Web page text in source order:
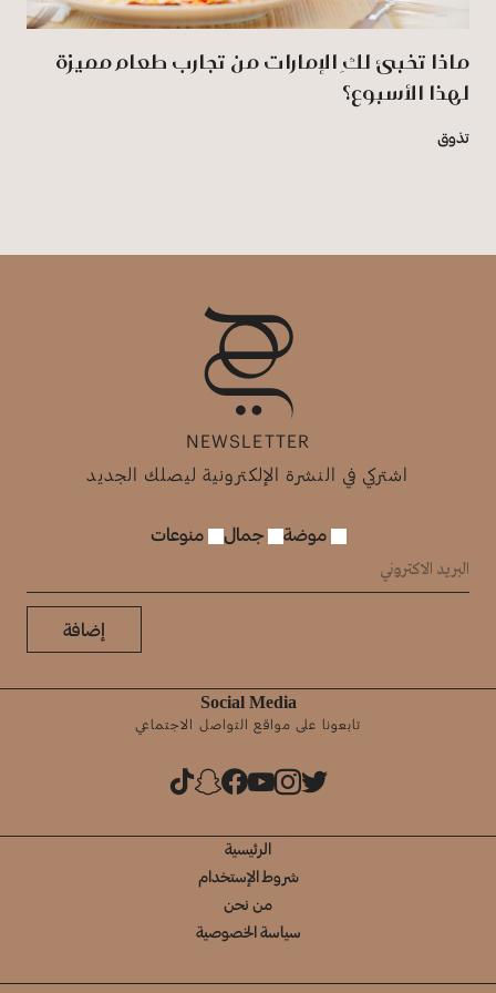
ماذا تخبئ لكِ الإمارات من تجارب طعام مميزة
لهذا الأسبوع؟
تذوق
NEWSLETTER
اشتركي في النشرة الإلكترونية ليصلك الجديد
موضة جمال منوعات
إضافة
Social Media
تابعونا على مواقع التواصل الاجتماعي
الرئيسية
شروط الإستخدام
من نحن
سياسة الخصوصية